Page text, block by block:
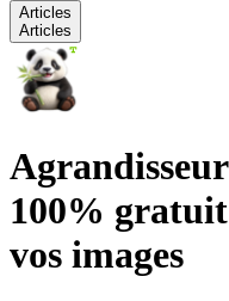
Articles
Articles
100%
vos images